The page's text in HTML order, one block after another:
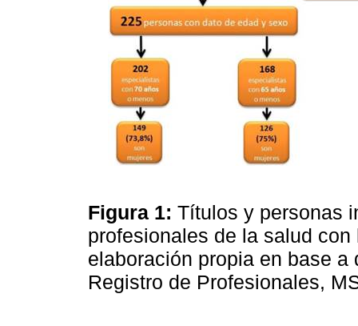
Figura 1: Títulos y personas
profesionales de la salud
elaboración propia en base
Registro de Profesionales,